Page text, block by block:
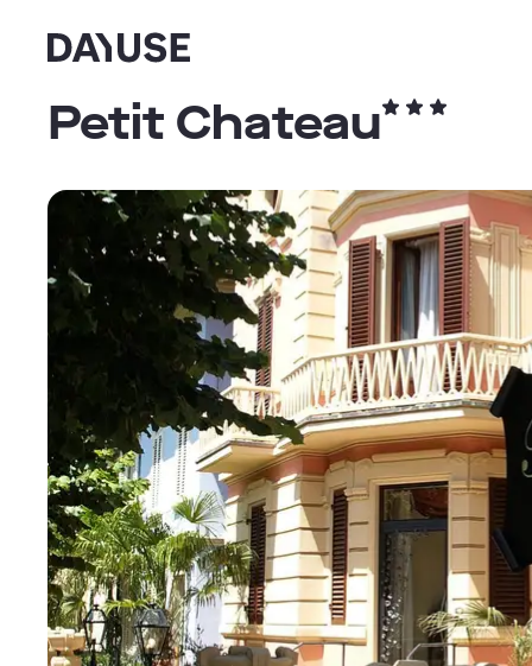
Dayuse
Petit Chateau